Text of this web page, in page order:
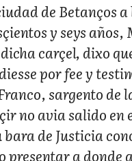
de Betanços
y seys
carçel, dixo
por fee y
sargento de
no avia salido en
de Justicia
a donde